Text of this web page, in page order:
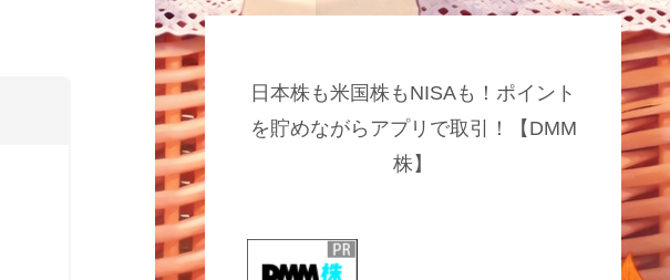
日本株も米国株もNISAも！ポイント
を貯めながらアプリで取引！【DMM
株】